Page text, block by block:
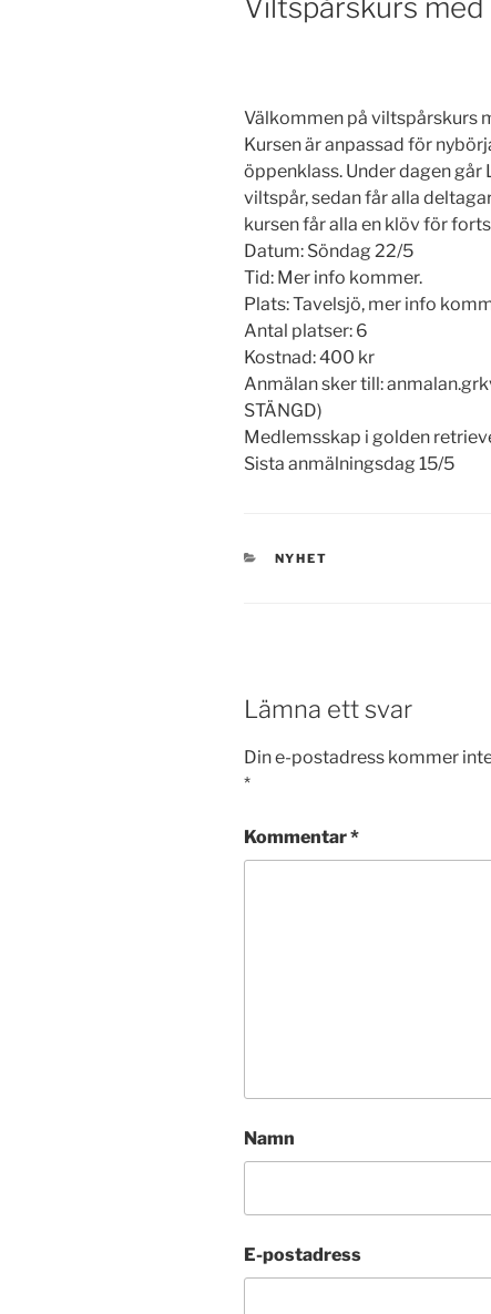
Viltspårskurs
Välkommen på viltspårskurs
Kursen är anpassad för
öppenklass. Under dagen
viltspår, sedan får alla
kursen får alla en klöv för
Datum: Söndag 22/5
Tid: Mer info kommer.
Plats: Tavelsjö, mer info
Antal platser: 6
Kostnad: 400 kr
Anmälan sker till:
STÄNGD)
Medlemsskap i golden
Sista anmälningsdag 15/5
KATEGORIER
NYHET
Lämna ett svar
Din e-postadress kommer
*
Kommentar*
Namn
E-postadress